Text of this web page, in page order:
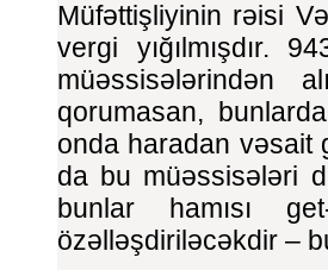
Müfəttişliyinin rəisi
vergi yığılmışdır.
müəssisələrindən
qorumasan,
onda haradan vəsait
da bu müəssisələri
bunlar hamısı
özəlləşdiriləcəkdir –